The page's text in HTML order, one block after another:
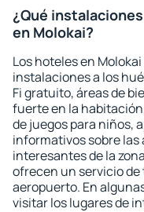
¿Qué
en Molokai?
Los hoteles en
instalaciones a los
Fi gratuito, áreas de
fuerte en la
de juegos para niños,
informativos sobre
interesantes de la
ofrecen un servicio de
aeropuerto. En
visitar los lugares de